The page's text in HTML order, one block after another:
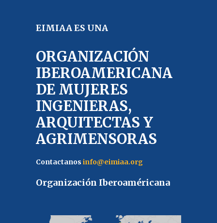
EIMIAA ES UNA
ORGANIZACIÓN
IBEROAMERICANA
DE MUJERES
INGENIERAS,
ARQUITECTAS Y
AGRIMENSORAS
Contactanos info@eimiaa.org
Organización Iberoaméricana